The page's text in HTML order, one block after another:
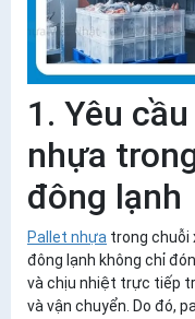
1. Yêu
nhựa
đông lạnh
Pallet nhựa trong chuỗi
đông lạnh không chỉ
và chịu nhiệt trực tiếp
và vận chuyển. Do đó,